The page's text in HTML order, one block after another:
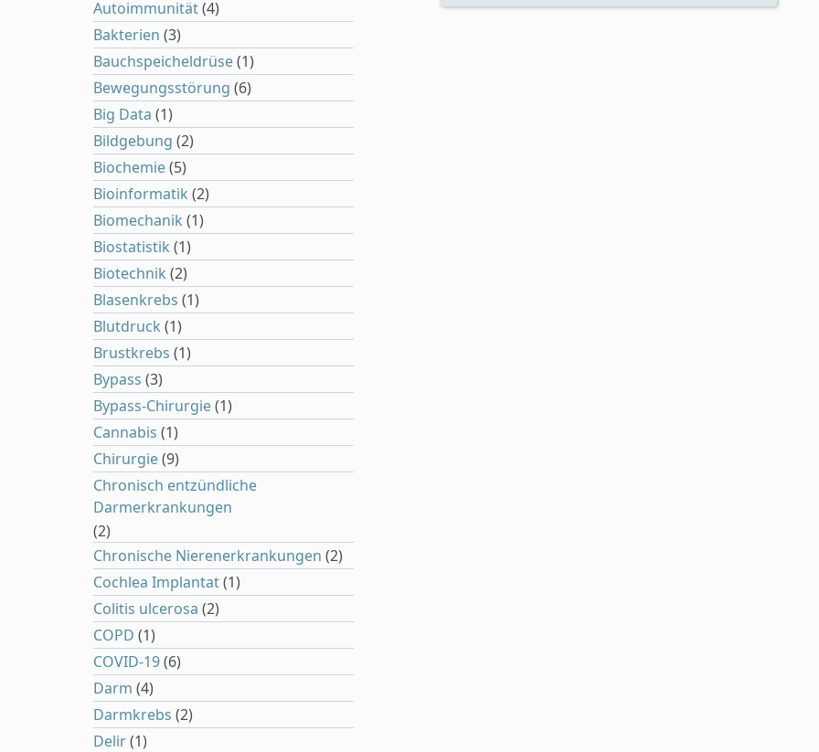
Autoimmunität(4)
Bakterien (3)
Bauchspeicheldrüse(1)
Bewegungsstörung (6)
Big Data (1)
Bildgebung (2)
Biochemie(5)
Bioinformatik (2)
Biomechanik (1)
Biostatistik (1)
Biotechnik (2)
Blasenkrebs (1)
Blutdruck (1)
Brustkrebs (1)
Bypass (3)
Bypass-Chirurgie(1)
Cannabis (1)
Chirurgie(9)
Chronisch entzündliche
Darmerkrankungen
(2)
Chronische Nierenerkrankungen (2)
Cochlea Implantat(1)
Colitis ulcerosa (2)
COPD (1)
COVID-19(6)
Darm (4)
Darmkrebs (2)
Delir(1)